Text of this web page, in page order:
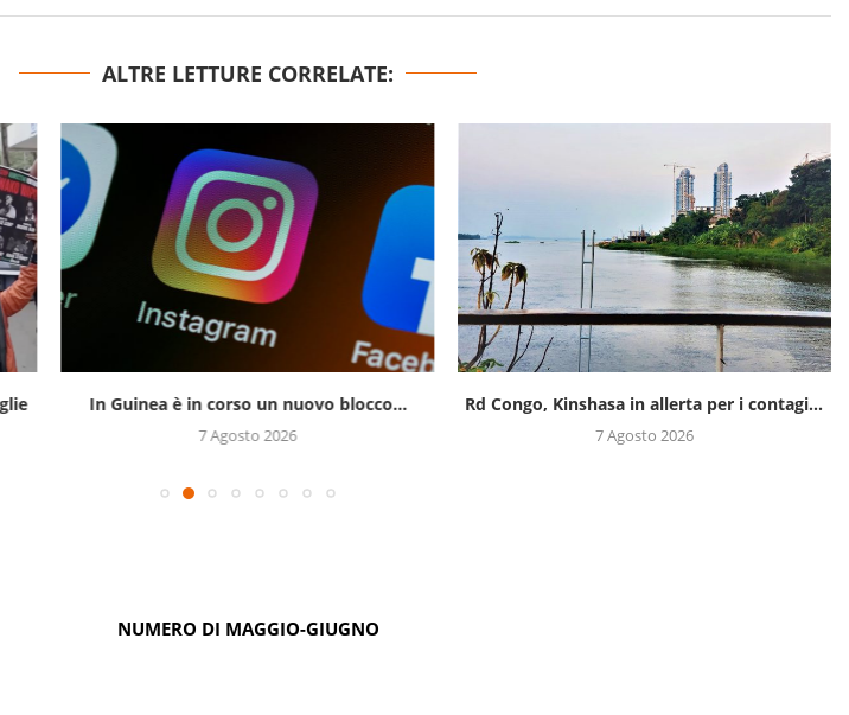
ALTRE LETTURE CORRELATE:
In Guinea è in corso un nuovo blocco...
7 Agosto 2026
Rd Congo, Kinshasa in allerta per i contagi...
7 Agosto 2026
NUMERO DI MAGGIO-GIUGNO